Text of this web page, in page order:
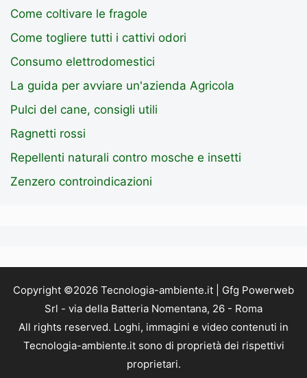
Come coltivare le fragole
Come togliere tutti i cattivi odori
Consumo elettrodomestici
La guida per avviare un'azienda Agricola
Pulci del cane, consigli utili
Ragnetti rossi
Repellenti naturali contro mosche e insetti
Zenzero controindicazioni
Copyright ©2026 Tecnologia-ambiente.it | Gfg Powerweb
Srl - via della Batteria Nomentana, 26 - Roma
All rights reserved. Loghi, immagini e video contenuti in
Tecnologia-ambiente.it sono di proprietà dei rispettivi
proprietari.